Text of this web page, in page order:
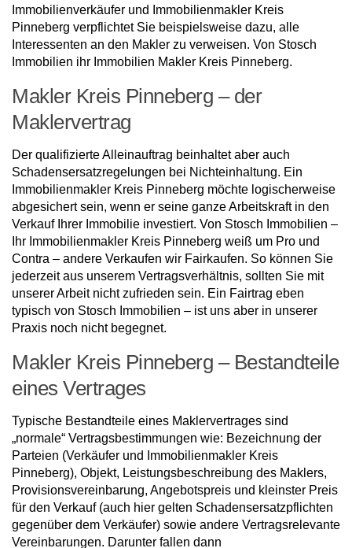
Immobilienverkäufer und Immobilienmakler Kreis
Pinneberg verpflichtet Sie beispielsweise dazu, alle
Interessenten an den Makler zu verweisen. Von Stosch
Immobilien ihr Immobilien Makler Kreis Pinneberg.
Makler Kreis Pinneberg – der
Maklervertrag
Der qualifizierte Alleinauftrag beinhaltet aber auch
Schadensersatzregelungen bei Nichteinhaltung. Ein
Immobilienmakler Kreis Pinneberg möchte logischerweise
abgesichert sein, wenn er seine ganze Arbeitskraft in den
Verkauf Ihrer Immobilie investiert. Von Stosch Immobilien –
Ihr Immobilienmakler Kreis Pinneberg weiß um Pro und
Contra – andere Verkaufen wir Fairkaufen. So können Sie
jederzeit aus unserem Vertragsverhältnis, sollten Sie mit
unserer Arbeit nicht zufrieden sein. Ein Fairtrag eben
typisch von Stosch Immobilien – ist uns aber in unserer
Praxis noch nicht begegnet.
Makler Kreis Pinneberg – Bestandteile
eines Vertrages
Typische Bestandteile eines Maklervertrages sind
„normale“ Vertragsbestimmungen wie: Bezeichnung der
Parteien (Verkäufer und Immobilienmakler Kreis
Pinneberg), Objekt, Leistungsbeschreibung des Maklers,
Provisionsvereinbarung, Angebotspreis und kleinster Preis
für den Verkauf (auch hier gelten Schadensersatzpflichten
gegenüber dem Verkäufer) sowie andere Vertragsrelevante
Vereinbarungen. Darunter fallen dann